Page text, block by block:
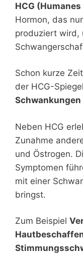
HCG
Hormon, das
produziert wird,
Schon kurze
der HCG-
Schwankungen
Neben HCG
Zunahme
und Östrogen.
Symptomen
mit einer
bringst.
Zum Beispiel